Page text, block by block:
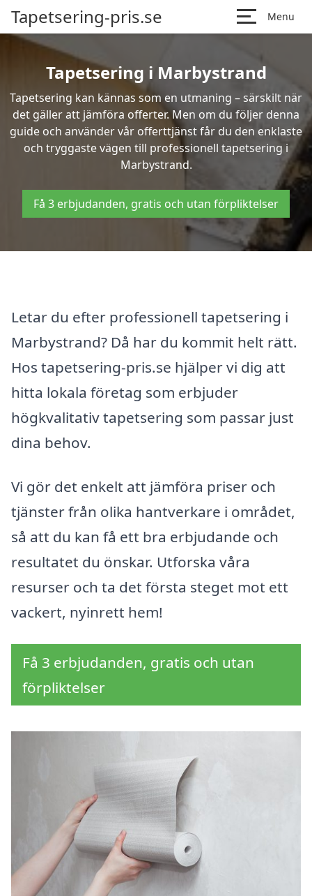
Tapetsering-pris.se Menu
Tapetsering i Marbystrand
Tapetsering kan kännas som en utmaning – särskilt när
det gäller att jämföra offerter. Men om du följer denna
guide och använder vår offerttjänst får du den enklaste
och tryggaste vägen till professionell tapetsering i
Marbystrand.
Få 3 erbjudanden, gratis och utan förpliktelser
Letar du efter professionell tapetsering i
Marbystrand? Då har du kommit helt rätt.
Hos tapetsering-pris.se hjälper vi dig att
hitta lokala företag som erbjuder
högkvalitativ tapetsering som passar just
dina behov.
Vi gör det enkelt att jämföra priser och
tjänster från olika hantverkare i området,
så att du kan få ett bra erbjudande och
resultatet du önskar. Utforska våra
resurser och ta det första steget mot ett
vackert, nyinrett hem!
Få 3 erbjudanden, gratis och utan
förpliktelser